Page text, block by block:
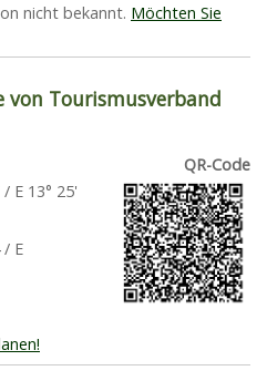
nicht bekannt. Möchten Sie
von Tourismusverband
E 13° 25'
/ E
QR-Code